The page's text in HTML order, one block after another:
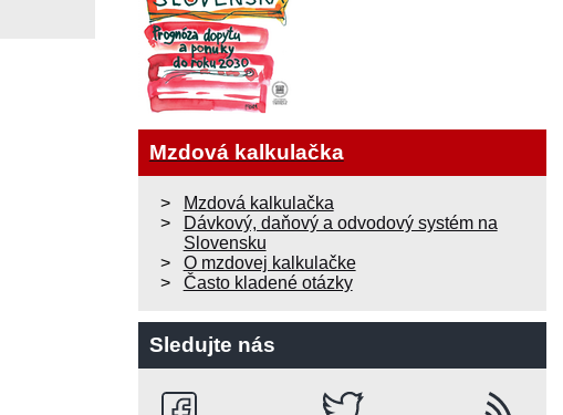
Mzdová kalkulačka
Mzdová kalkulačka
Dávkový, daňový a odvodový systém na
Slovensku
O mzdovej kalkulačke
Často kladené otázky
Sledujte nás